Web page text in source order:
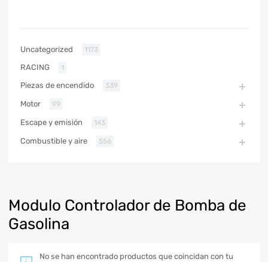
Modulo Controlador de Bomba de
Gasolina
No se han encontrado productos que coincidan con tu
Uncategorized 1173
RACING 1
Piezas de encendido 339
Motor 99
Escape y emisión 143
Combustible y aire 556